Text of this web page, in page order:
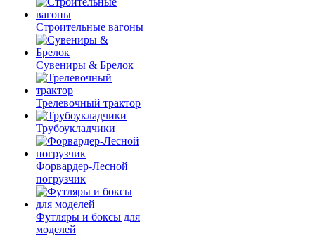
Строительные вагоны
Сувениры & Брелок
Трелевочный трактор
Трубоукладчики
Форвардер-Лесной
погрузчик
Футляры и боксы для
моделей